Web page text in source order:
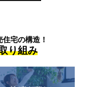
宅の構造！
り組み